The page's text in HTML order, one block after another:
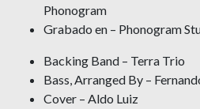
Phonogram
Grabado en – Phonogram
Backing Band – Terra Trio
Bass, Arranged By –
Cover – Aldo Luiz